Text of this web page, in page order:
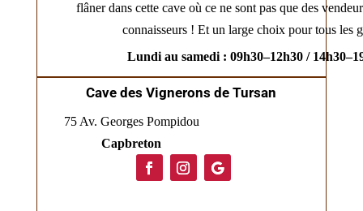
flâner dans cette cave où ce ne sont pas que des
connaisseurs ! Et un large choix pour tous les
Lundi au samedi : 09h30–12h30 /
Cave des Vignerons de Tursan
75 Av. Georges Pompidou
Capbreton